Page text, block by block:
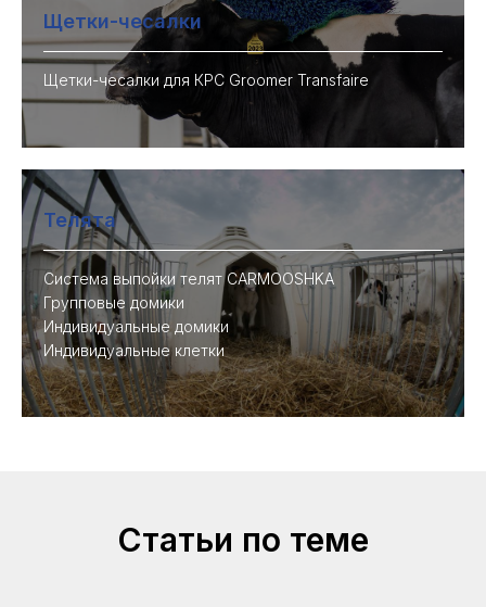
Щетки-чесалки
Щетки-чесалки для КРС Groomer Transfaire
Телята
Система выпойки телят CARMOOSHKA
Групповые домики
Индивидуальные домики
Индивидуальные клетки
Статьи по теме